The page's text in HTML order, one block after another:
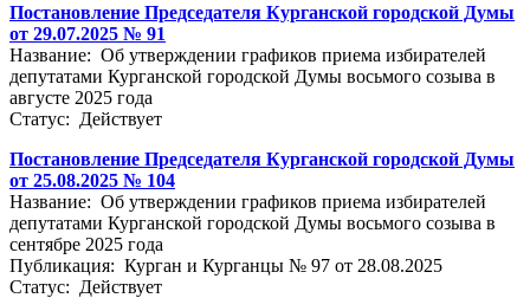
Постановление Председателя Курганской городской Думы
от 29.07.2025 № 91
Название: Об утверждении графиков приема избирателей
депутатами Курганской городской Думы восьмого созыва в
августе 2025 года
Статус: Действует
Постановление Председателя Курганской городской Думы
от 25.08.2025 № 104
Название: Об утверждении графиков приема избирателей
депутатами Курганской городской Думы восьмого созыва в
сентябре 2025 года
Публикация: Курган и Курганцы № 97 от 28.08.2025
Статус: Действует